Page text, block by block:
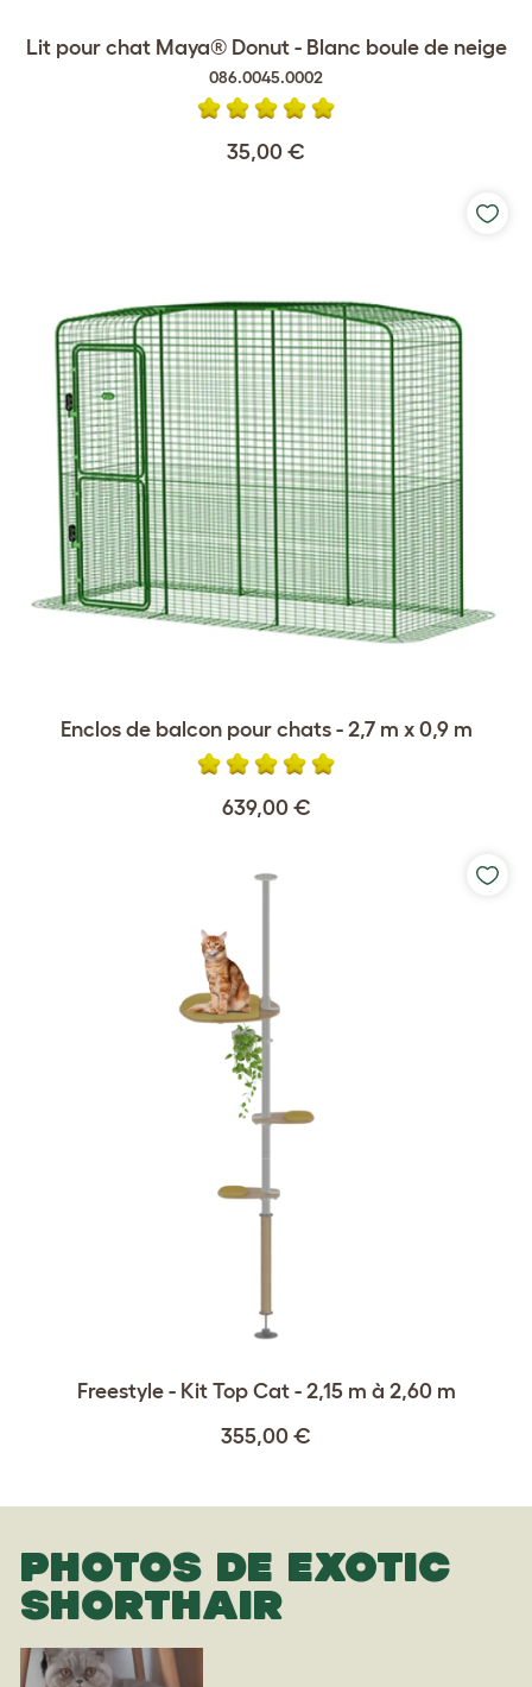
Lit pour chat Maya® Donut - Blanc boule de neige
086.0045.0002
35,00 €
Enclos de balcon pour chats - 2,7 m x 0,9 m
639,00 €
Freestyle - Kit Top Cat - 2,15 m à 2,60 m
355,00 €
PHOTOS DE EXOTIC
SHORTHAIR